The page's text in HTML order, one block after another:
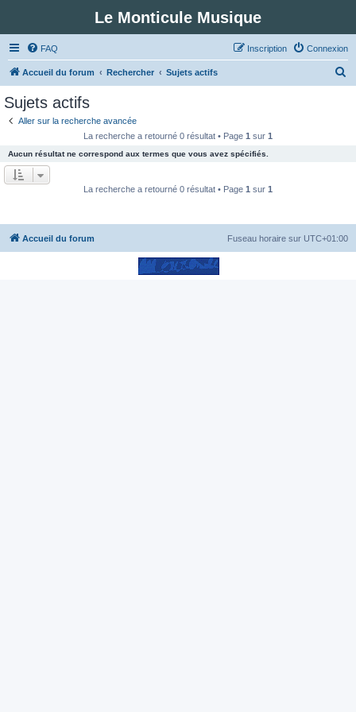
Le Monticule Musique
FAQ Connexion
Inscription
Accueil du forum Rechercher Sujets actifs
e
r
Sujets actifs
Aller sur la recherche avancée
La recherche a retourné 0 résultat • Page 1 sur 1
Aucun résultat ne correspond aux termes que vous avez spécifiés.
La recherche a retourné 0 résultat • Page 1 sur 1
Accueil du forum Fuseau horaire sur UTC+01:00